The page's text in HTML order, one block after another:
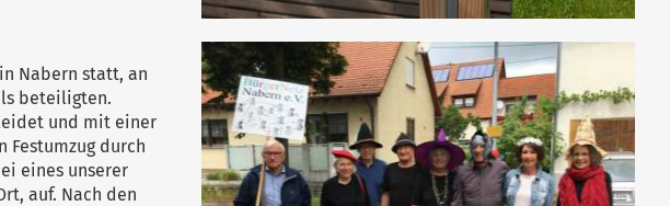
in Nabern statt, an
beteiligten.
und mit einer
Festumzug durch
eines unserer
auf. Nach den